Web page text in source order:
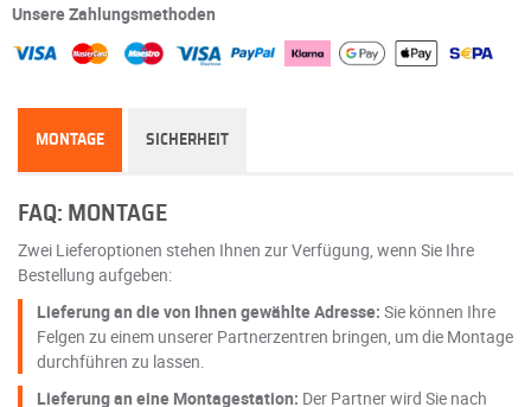
Unsere Zahlungsmethoden
MONTAGE SICHERHEIT
FAQ: MONTAGE
Zwei Lieferoptionen stehen Ihnen zur Verfügung, wenn Sie Ihre
Bestellung aufgeben:
Lieferung an die von Ihnen gewählte Adresse: Sie können Ihre
Felgen zu einem unserer Partnerzentren bringen, um die Montage
durchführen zu lassen.
Lieferung an eine Montagestation: Der Partner wird Sie nach